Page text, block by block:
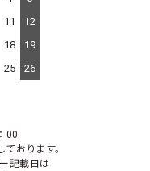
11
12
18
19
25
26
00
おります。
記載日は